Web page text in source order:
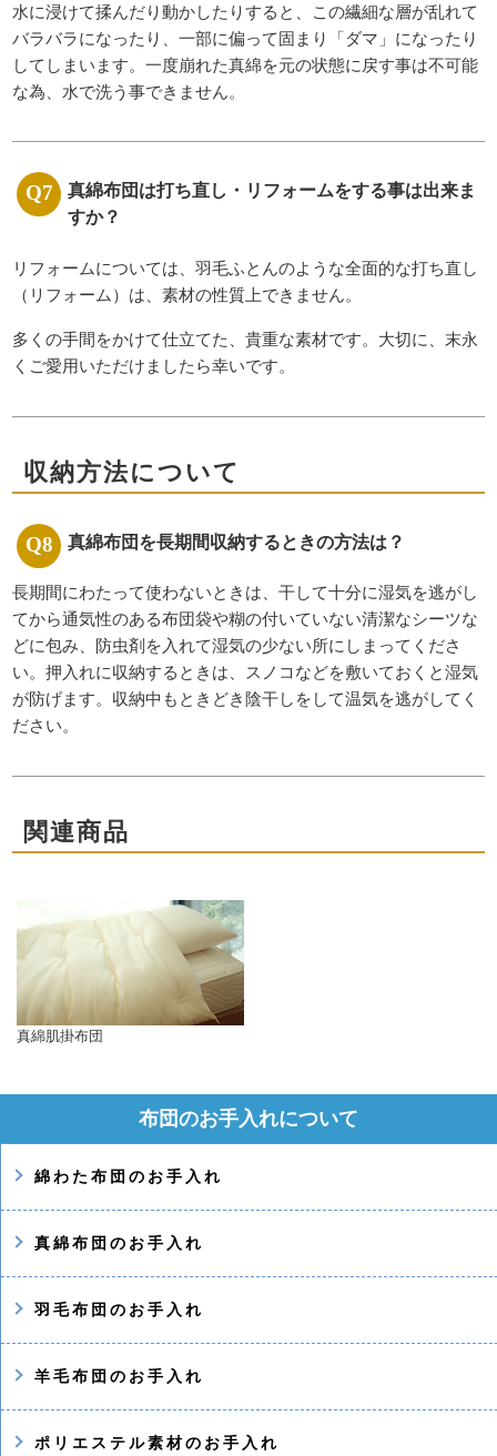
水に浸けて揉んだり動かしたりすると、この繊細な層が乱れて
バラバラになったり、一部に偏って固まり「ダマ」になったり
してしまいます。一度崩れた真綿を元の状態に戻す事は不可能
な為、水で洗う事できません。
真綿布団は打ち直し・リフォームをする事は出来ま
すか？
リフォームについては、羽毛ふとんのような全面的な打ち直し
（リフォーム）は、素材の性質上できません。
多くの手間をかけて仕立てた、貴重な素材です。大切に、末永
くご愛用いただけましたら幸いです。
収納方法について
真綿布団を長期間収納するときの方法は？
長期間にわたって使わないときは、干して十分に湿気を逃がし
てから通気性のある布団袋や糊の付いていない清潔なシーツな
どに包み、防虫剤を入れて湿気の少ない所にしまってくださ
い。押入れに収納するときは、スノコなどを敷いておくと湿気
が防げます。収納中もときどき陰干しをして温気を逃がしてく
ださい。
関連商品
真綿肌掛布団
布団のお手入れについて
綿わた布団のお手入れ
真綿布団のお手入れ
羽毛布団のお手入れ
羊毛布団のお手入れ
ポリエステル素材のお手入れ